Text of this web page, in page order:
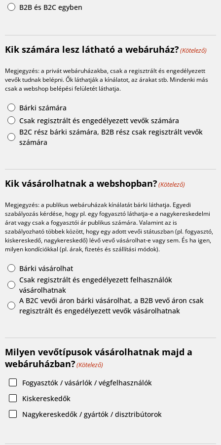
B2B és B2C egyben
Kik számára lesz látható a webáruház?(Kötelező)
Megjegyzés: a privát webáruházakba, csak a regisztrált és engedélyezett
vevők tudnak belépni. Ők láthatják a kínálatot, az árakat stb. Mindenki más
csak a webshop belépési felületét láthatja.
Bárki számára
Csak regisztrált és engedélyezett vevők számára
B2C rész bárki számára, B2B rész csak regisztrált vevők
számára
Kik vásárolhatnak a webshopban?(Kötelező)
Megjegyzés: a publikus webáruházak kínálatát bárki láthatja. Egyedi
szabályozás kérdése, hogy pl. egy fogyasztó láthatja-e a nagykereskedelmi
árat vagy csak a fogyasztói ár publikus számára. Valamint az is
szabályozható többek között, hogy egy adott vevői státuszban (pl. fogyasztó,
kiskereskedő, nagykereskedő) lévő vevő vásárolhat-e vagy sem. És ha igen,
milyen kondíciókkal (pl. árak, fizetés és szállítási módok).
Bárki vásárolhat
Csak regisztrált és engedélyezett felhasználók
vásárolhatnak
A B2C vevői áron bárki vásárolhat, a B2B vevő áron csak
regisztrált és engedélyezett vevők vásárolhatnak
Milyen vevőtípusok vásárolhatnak majd a
webáruházban?(Kötelező)
Fogyasztók / vásárlók / végfelhasználók
Kiskereskedők
Nagykereskedők / gyártók / disztribútorok